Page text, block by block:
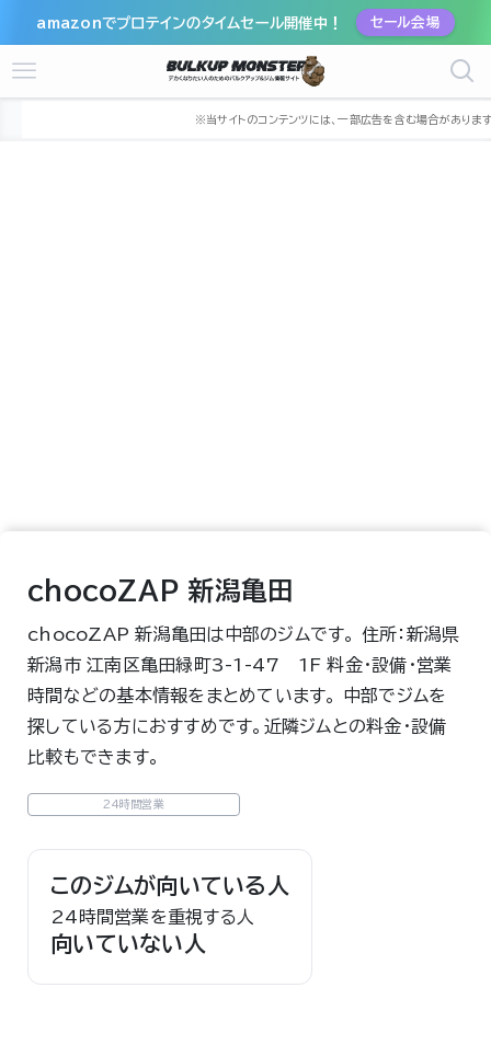
amazonでプロテインのタイムセール開催中！ セール会場
新潟県 新潟市 新潟市江南区
chocoZAP 新潟亀田
chocoZAP 新潟亀田は中部のジムです。 住所：新潟県
新潟市 江南区亀田緑町3-1-47 1F 料金・設備・営業
時間などの基本情報をまとめています。 中部でジムを
探している方におすすめです。近隣ジムとの料金・設備
比較もできます。
24時間営業
このジムが向いている人
24時間営業を重視する人
向いていない人